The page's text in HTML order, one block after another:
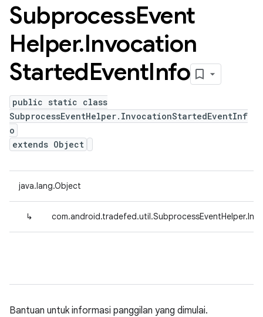
SubprocessEvent
Helper.Invocation
StartedEventInfo
public static class
SubprocessEventHelper.InvocationStartedEventInf
o
extends Object
java.lang.Object
↳
Bantuan untuk informasi panggilan yang dimulai.